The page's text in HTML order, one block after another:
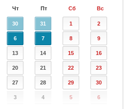
Чт Пт Сб Вс
30 31 1 2
6 7 8 9
13 14 15 16
20 21 22 23
27 28 29 30
3 4 5 6